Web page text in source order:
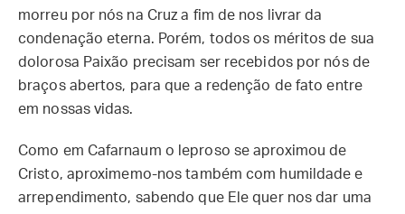
morreu por nós na Cruz a fim de nos livrar da
condenação eterna. Porém, todos os méritos de sua
dolorosa Paixão precisam ser recebidos por nós de
braços abertos, para que a redenção de fato entre
em nossas vidas.
Como em Cafarnaum o leproso se aproximou de
Cristo, aproximemo-nos também com humildade e
arrependimento, sabendo que Ele quer nos dar uma